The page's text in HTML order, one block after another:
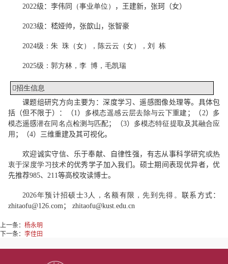
2022级：李伟同 （事业单位 ） ，王建新，张珂（女）
2023级：嵇娅帅，张歆山，张智豪
2024级：朱 珠（女），陈云云（女），刘 栋
2025级：郭方林，李 博，毛凯瑞
招生信息
课题组研究方向主要为：深度学习、遥感图像处理等。具体包
括（但不限于）：（1） 多模态遥感云层去除与云下重建 ；（2） 多
模态遥感潜在同名点检测与匹配；（3） 多模态特征提取及其融合应
用 ；（4）三维重建及其可视化。
欢迎诚实守信、乐于奉献、自律性强，有志从事科学研究或热
衷于深度学习技术的优秀学子加入我们。硕士期间表现优异者，优
先推荐985、211等高校攻读博士。
2026年预计招硕士3人， 名额有限，先到先得。联系方式：
zhitaofu@126.com； zhitaofu@kust.edu.cn
上一条： 杨永明
下一条： 李佳田